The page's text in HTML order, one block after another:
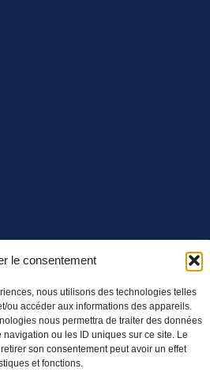
le consentement
nous utilisons des technologies telles
ou accéder aux informations des appareils.
nous permettra de traiter des données
ou les ID uniques sur ce site. Le
son consentement peut avoir un effet
et fonctions.